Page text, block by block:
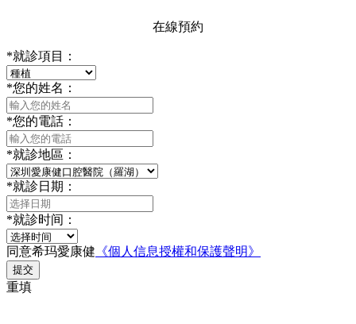
在線預約
*就診項目：
*您的姓名：
*您的電話：
*就診地區：
*就診日期：
*就診时间：
同意希玛愛康健 《個人信息授權和保護聲明》
提交
重填